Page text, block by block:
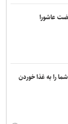
به مناسبت روز
در افق طرح جامع
عاشورا
را به غذا خوردن